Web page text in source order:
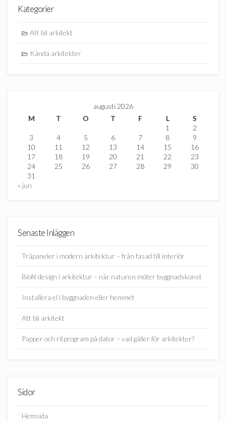
Kategorier
Att bli arkitekt
Kända arkitekter
augusti 2026
M
T O T F L
S
1
2
3
4 5 6 7 8
9
10
11 12 13 14 15
16
17
18 19 20 21 22
23
24
25 26 27 28 29
30
31
« jun
Senaste Inläggen
Träpaneler i modern arkitektur – från fasad till interiör
Biofil design i arkitektur – när naturen möter byggnadskonst
Installera el i byggnaden eller hemmet
Att bli arkitekt
Papper och ritprogram på dator – vad gäller för arkitekter?
Sidor
Hemsida